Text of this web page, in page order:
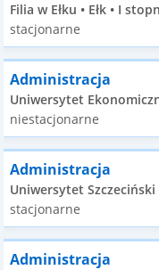
Filia w Ełku • Ełk • I
stacjonarne
Administracja
Uniwersytet
niestacjonarne
Administracja
Uniwersytet Szczeciński
stacjonarne
Administracja